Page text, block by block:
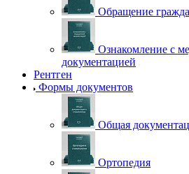
Обращение
Ознакомление с
документацией
Рентген
Формы документов
Общая
Ортопедия